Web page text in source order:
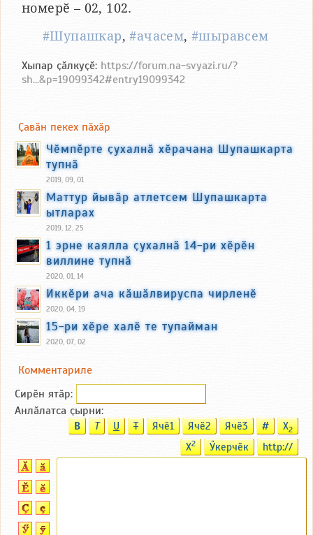
номерӗ – 02, 102.
#Шупашкар,#ачасем,#шыравсем
Хыпар ҫӑлкуҫӗ: https://forum.na-svyazi.ru/?
sh...&p=19099342#entry19099342
Ҫавӑн пекех пӑхӑр
Чӗмпӗрте ҫухалнӑ хӗрачана Шупашкарта
тупнӑ
2019, 09, 01
Маттур йывӑр атлетсем Шупашкарта
ытларах
2019, 12, 25
1 эрне каялла ҫухалнӑ 14-ри хӗрӗн
виллине тупнӑ
2020, 01, 14
Иккӗри ача кӑшӑлвируспа чирленӗ
2020, 04, 19
15-ри хӗре халӗ те тупайман
2020, 07, 02
Комментариле
Сирӗн ятӑp:
Анлӑлатса ҫырни:
B T U T Ячӗ1 Ячӗ2 Ячӗ3 # X2
X2 Ӳкерчӗк http://